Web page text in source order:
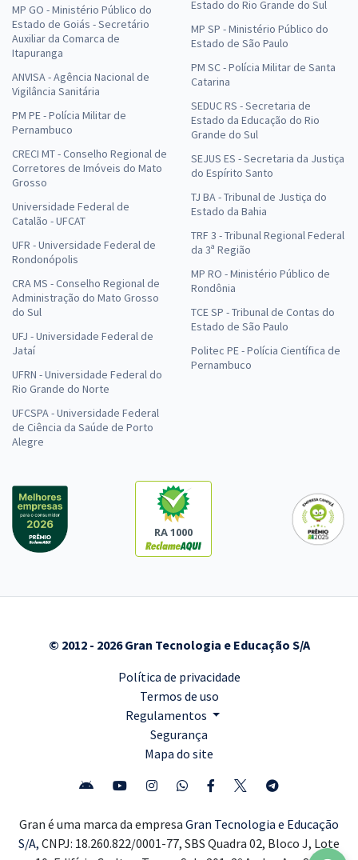
MP GO - Ministério Público do
Estado de Goiás - Secretário
Auxiliar da Comarca de
Itapuranga
ANVISA - Agência Nacional de
Vigilância Sanitária
PM PE - Polícia Militar de
Pernambuco
CRECI MT - Conselho Regional de
Corretores de Imóveis do Mato
Grosso
Universidade Federal de
Catalão - UFCAT
UFR - Universidade Federal de
Rondonópolis
CRA MS - Conselho Regional de
Administração do Mato Grosso
do Sul
UFJ - Universidade Federal de
Jataí
UFRN - Universidade Federal do
Rio Grande do Norte
UFCSPA - Universidade Federal
de Ciência da Saúde de Porto
Alegre
Estado do Rio Grande do Sul
MP SP - Ministério Público do
Estado de São Paulo
PM SC - Polícia Militar de Santa
Catarina
SEDUC RS - Secretaria de
Estado da Educação do Rio
Grande do Sul
SEJUS ES - Secretaria da Justiça
do Espírito Santo
TJ BA - Tribunal de Justiça do
Estado da Bahia
TRF 3 - Tribunal Regional Federal
da 3ª Região
MP RO - Ministério Público de
Rondônia
TCE SP - Tribunal de Contas do
Estado de São Paulo
Politec PE - Polícia Científica de
Pernambuco
RA 1000
© 2012 - 2026 Gran Tecnologia e Educação S/A
Política de privacidade
Termos de uso
Regulamentos
Segurança
Mapa do site
Gran é uma marca da empresa Gran Tecnologia e Educação
S/A, CNPJ: 18.260.822/0001-77, SBS Quadra 02, Bloco J, Lote